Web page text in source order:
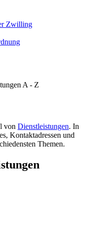
Zwilling
A - Z
von Dienstleistungen. In
Kontaktadressen und
Themen.